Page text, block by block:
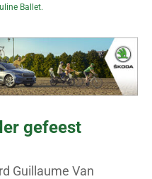
Ballet.
gefeest
Guillaume Van